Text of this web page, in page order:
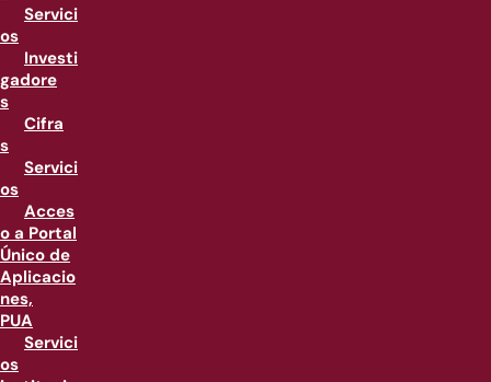
Servici
os
Investi
gadore
s
Cifra
s
Servici
os
Acces
o a Portal
Único de
Aplicacio
nes,
PUA
Servici
os